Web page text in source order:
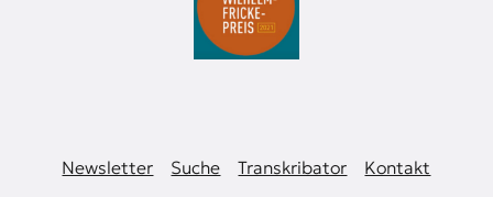
Newsletter Suche Transkribator
Kontakt